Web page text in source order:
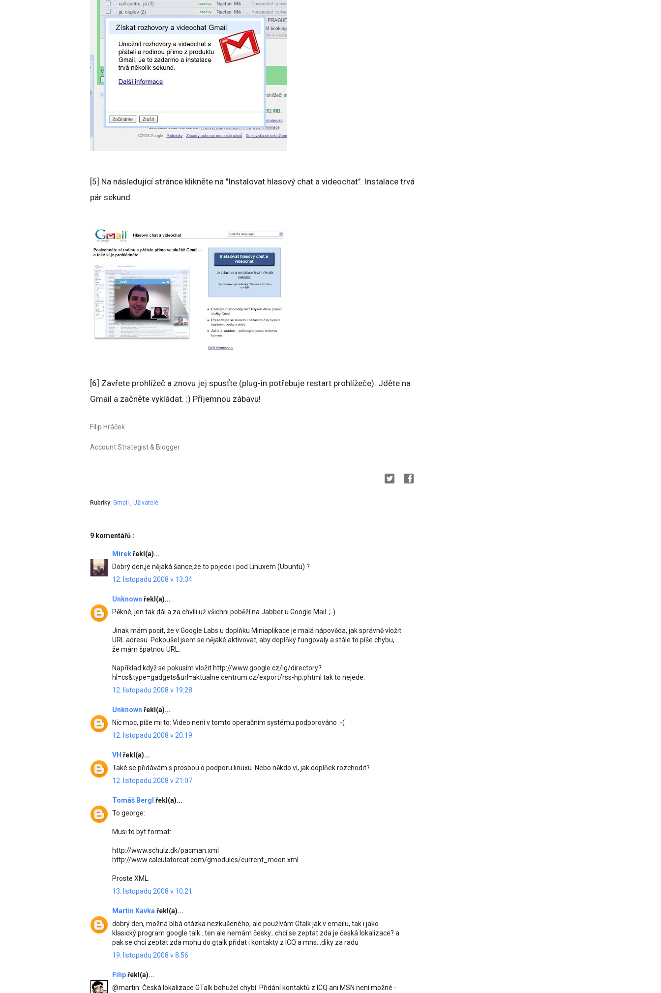
[5] Na následující stránce klikněte na "Instalovat hlasový chat a videochat". Instalace trvá
pár sekund.
[6] Zavřete prohlížeč a znovu jej spusťte (plug-in potřebuje restart prohlížeče). Jděte na
Gmail a začněte vykládat. :) Příjemnou zábavu!
Filip Hráček
Account Strategist & Blogger
Rubriky: Gmail , Uživatelé
9 komentářů :
Mirekřekl(a)...
Dobrý den,je nějaká šance,že to pojede i pod Linuxem (Ubuntu) ?
12. listopadu 2008 v 13:34
Unknown řekl(a)...
Pěkné, jen tak dál a za chvíli už všichni poběží na Jabber u Google Mail. ;-)
Jinak mám pocit, že v Google Labs u doplňku Miniaplikace je malá nápověda, jak správně vložit
URL adresu. Pokoušel jsem se nějaké aktivovat, aby doplňky fungovaly a stále to píše chybu,
že mám špatnou URL.
Například když se pokusím vložit http://www.google.cz/ig/directory?
hl=cs&type=gadgets&url=aktualne.centrum.cz/export/rss-hp.phtml tak to nejede.
12. listopadu 2008 v 19:28
Unknown řekl(a)...
Nic moc, píše mi to: Video není v tomto operačním systému podporováno :-(
12. listopadu 2008 v 20:19
VH řekl(a)...
Také se přidávám s prosbou o podporu linuxu. Nebo někdo ví, jak doplňek rozchodit?
12. listopadu 2008 v 21:07
Tomáš Bergl řekl(a)...
To george:
Musi to byt format:
http://www.schulz.dk/pacman.xml
http://www.calculatorcat.com/gmodules/current_moon.xml
Proste XML.
13. listopadu 2008 v 10:21
Martin Kavka řekl(a)...
dobrý den, možná blbá otázka nezkušeného, ale používám Gtalk jak v emailu, tak i jako
klasický program google talk...ten ale nemám česky...chci se zeptat zda je česká lokalizace? a
pak se chci zeptat zda mohu do gtalk přidat i kontakty z ICQ a mns...diky za radu
19. listopadu 2008 v 8:56
Filipřekl(a)...
@martin: Česká lokalizace GTalk bohužel chybí. Přidání kontaktů z ICQ ani MSN není možné -